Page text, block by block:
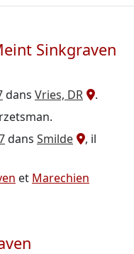
Sinkgraven
dans Vries, DR
.
dans Smilde
, il
et Marechien